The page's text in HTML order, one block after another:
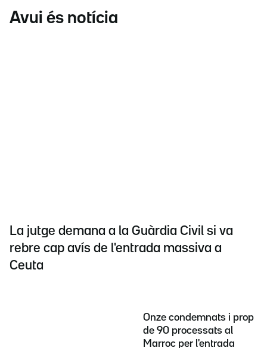
Avui és notícia
La jutge demana a la Guàrdia Civil si va
rebre cap avís de l'entrada massiva a
Ceuta
Onze condemnats i prop
de 90 processats al
Marroc per l'entrada